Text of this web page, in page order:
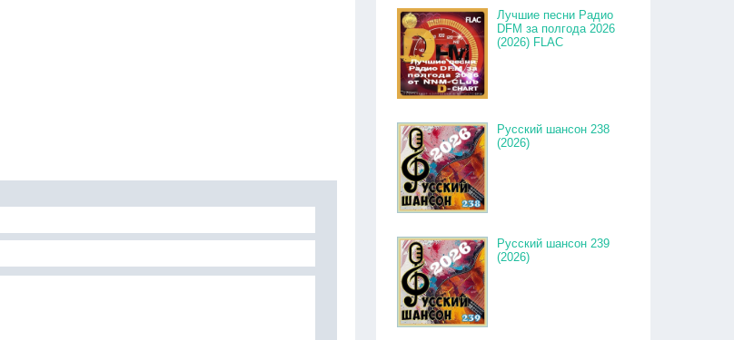
Лучшие песни Радио
DFM за полгода 2026
(2026) FLAC
Русский шансон 238
(2026)
Русский шансон 239
(2026)